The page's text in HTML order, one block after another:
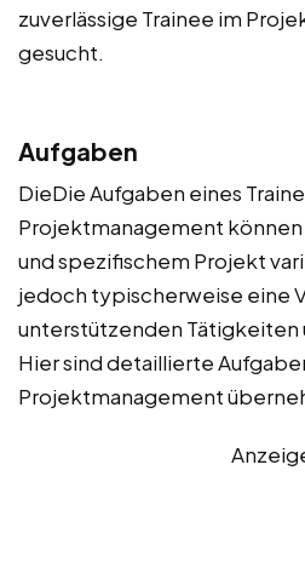
zuverlässige Trainee im
gesucht.
Aufgaben
DieDie Aufgaben eines
Projektmanagement
und spezifischem Projekt
jedoch typischerweise eine
unterstützenden Tätigkeiten
Hier sind detaillierte
Projektmanagement